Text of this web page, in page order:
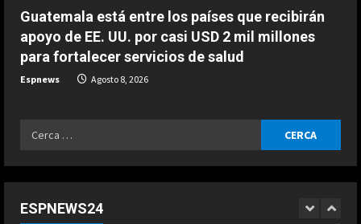
Guatemala está entre los países que recibirán
apoyo de EE. UU. por casi USD 2 mil millones
para fortalecer servicios de salud
Espnews Agosto 8, 2026
Ricerca
ESPNEWS24
Agosto 9, 2026
ESPAÑA
La FIFA sale al rescate de Infantino
y se aferra a sus estatutos para
1